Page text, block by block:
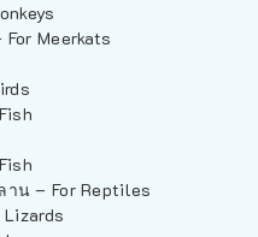
Meerkats
าน – For Reptiles
Lizards